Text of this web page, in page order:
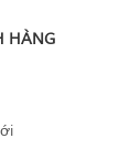
HÀNG